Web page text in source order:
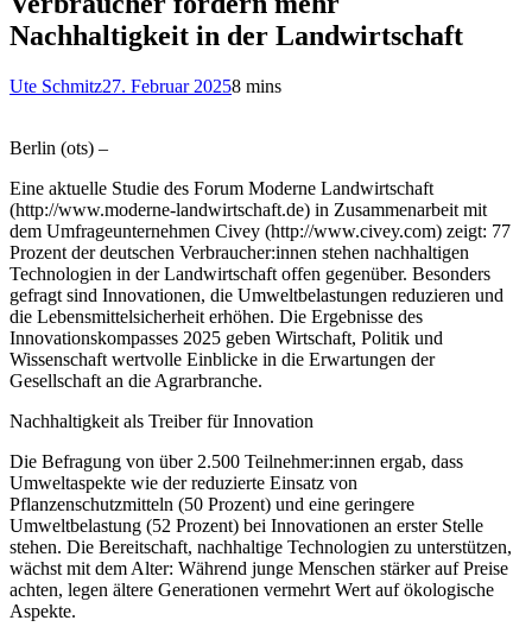
Nachhaltigkeit in der Landwirtschaft
Ute Schmitz27. Februar 20258 mins
Berlin (ots) –
Eine aktuelle Studie des Forum Moderne Landwirtschaft
(http://www.moderne-landwirtschaft.de) in Zusammenarbeit mit
dem Umfrageunternehmen Civey (http://www.civey.com) zeigt: 77
Prozent der deutschen Verbraucher:innen stehen nachhaltigen
Technologien in der Landwirtschaft offen gegenüber. Besonders
gefragt sind Innovationen, die Umweltbelastungen reduzieren und
die Lebensmittelsicherheit erhöhen. Die Ergebnisse des
Innovationskompasses 2025 geben Wirtschaft, Politik und
Wissenschaft wertvolle Einblicke in die Erwartungen der
Gesellschaft an die Agrarbranche.
Nachhaltigkeit als Treiber für Innovation
Die Befragung von über 2.500 Teilnehmer:innen ergab, dass
Umweltaspekte wie der reduzierte Einsatz von
Pflanzenschutzmitteln (50 Prozent) und eine geringere
Umweltbelastung (52 Prozent) bei Innovationen an erster Stelle
stehen. Die Bereitschaft, nachhaltige Technologien zu unterstützen,
wächst mit dem Alter: Während junge Menschen stärker auf Preise
achten, legen ältere Generationen vermehrt Wert auf ökologische
Aspekte.